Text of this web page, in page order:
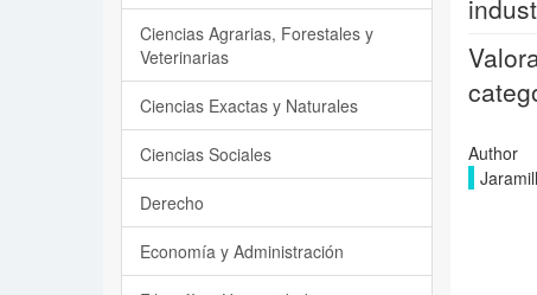
Author
Ciencias Agrarias, Forestales y
Veterinarias
Ciencias Exactas y Naturales
Ciencias Sociales
Derecho
Economía y Administración